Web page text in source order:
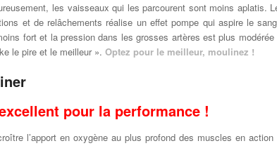
les vaisseaux qui les parcourent sont moins aplatis.
et de relâchements réalise un effet pompe qui aspire le
fort et la pression dans les grosses artères est plus modérée
le pire et le meilleur ». Optez pour le meilleur, moulinez !
pour la performance !
l’apport en oxygène au plus profond des muscles en action